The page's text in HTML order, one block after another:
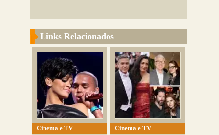
Links Relacionados
Cinema e TV
Cinema e TV